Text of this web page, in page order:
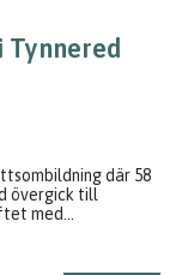
där 58
övergick till
med...